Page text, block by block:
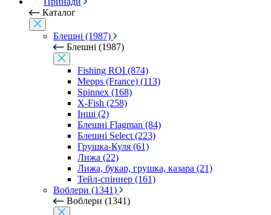
Каталог
Блешні (1987)
Блешні (1987)
Fishing ROI (874)
Mepps (France) (113)
Spinnex (168)
X-Fish (258)
Інші (2)
Блешні Flagman (84)
Блешні Select (223)
Грушка-Куля (61)
Лижа (22)
Лижа, букар, грушка, казара (21)
Тейл-спіннер (161)
Воблери (1341)
Воблери (1341)